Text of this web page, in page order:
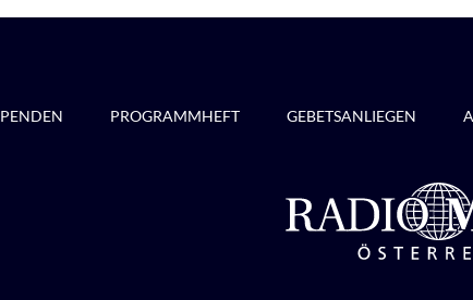
PROGRAMMHEFT GEBETSANLIEGEN